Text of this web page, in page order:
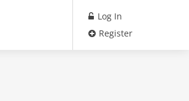
Log In
Register